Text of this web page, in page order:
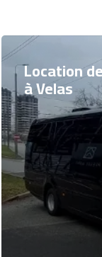
Location
à Velas